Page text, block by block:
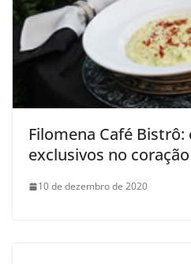
Filomena Café
exclusivos no
10 de dezembro de 2020